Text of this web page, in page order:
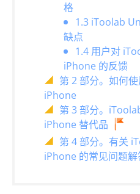
格
1.3 iToolab
缺点
1.4 用户对
iPhone 的反馈
第 2 部分。如何
iPhone
第 3 部分。
iPhone 替代品
第 4 部分。有关
iPhone 的常见问题解